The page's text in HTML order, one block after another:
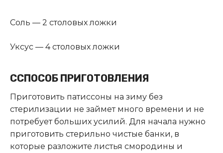
Соль — 2 столовых ложки
Уксус — 4 столовых ложки
ССПОСОБ ПРИГОТОВЛЕНИЯ
Приготовить патиссоны на зиму без
стерилизации не займет много времени и не
потребует больших усилий. Для начала нужно
приготовить стерильно чистые банки, в
которые разложите листья смородины и